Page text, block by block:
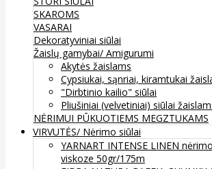
SKAROMS
VASARAI
Dekoratyviniai siūlai
Žaislų gamybai/ Amigurumi
Akytės žaislams
Cypsiukai, sąnriai, kiramtukai
"Dirbtinio kailio" siūlai
Pliušiniai (velvetiniai) siūlai
NĖRIMUI PŪKUOTIEMS MEGZTUKAMS
VIRVUTĖS/ Nėrimo siūlai
YARNART INTENSE LINEN
viskoze 50gr/175m